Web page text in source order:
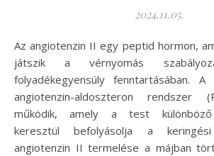
2024.11.05.
Az angiotenzin II egy peptid hormon, amely kulcsszerepet
játszik a vérnyomás
folyadékegyensúly fenntartásában.
angiotenzin-aldoszteron rendszer
működik, amely a test különböző
keresztül befolyásolja a
angiotenzin II termelése a májban